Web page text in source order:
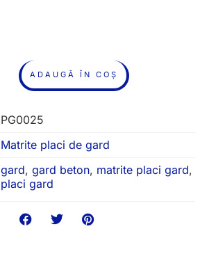
ADAUGĂ ÎN COȘ
PG0025
Matrite placi de gard
gard, gard beton, matrite placi gard,
placi gard